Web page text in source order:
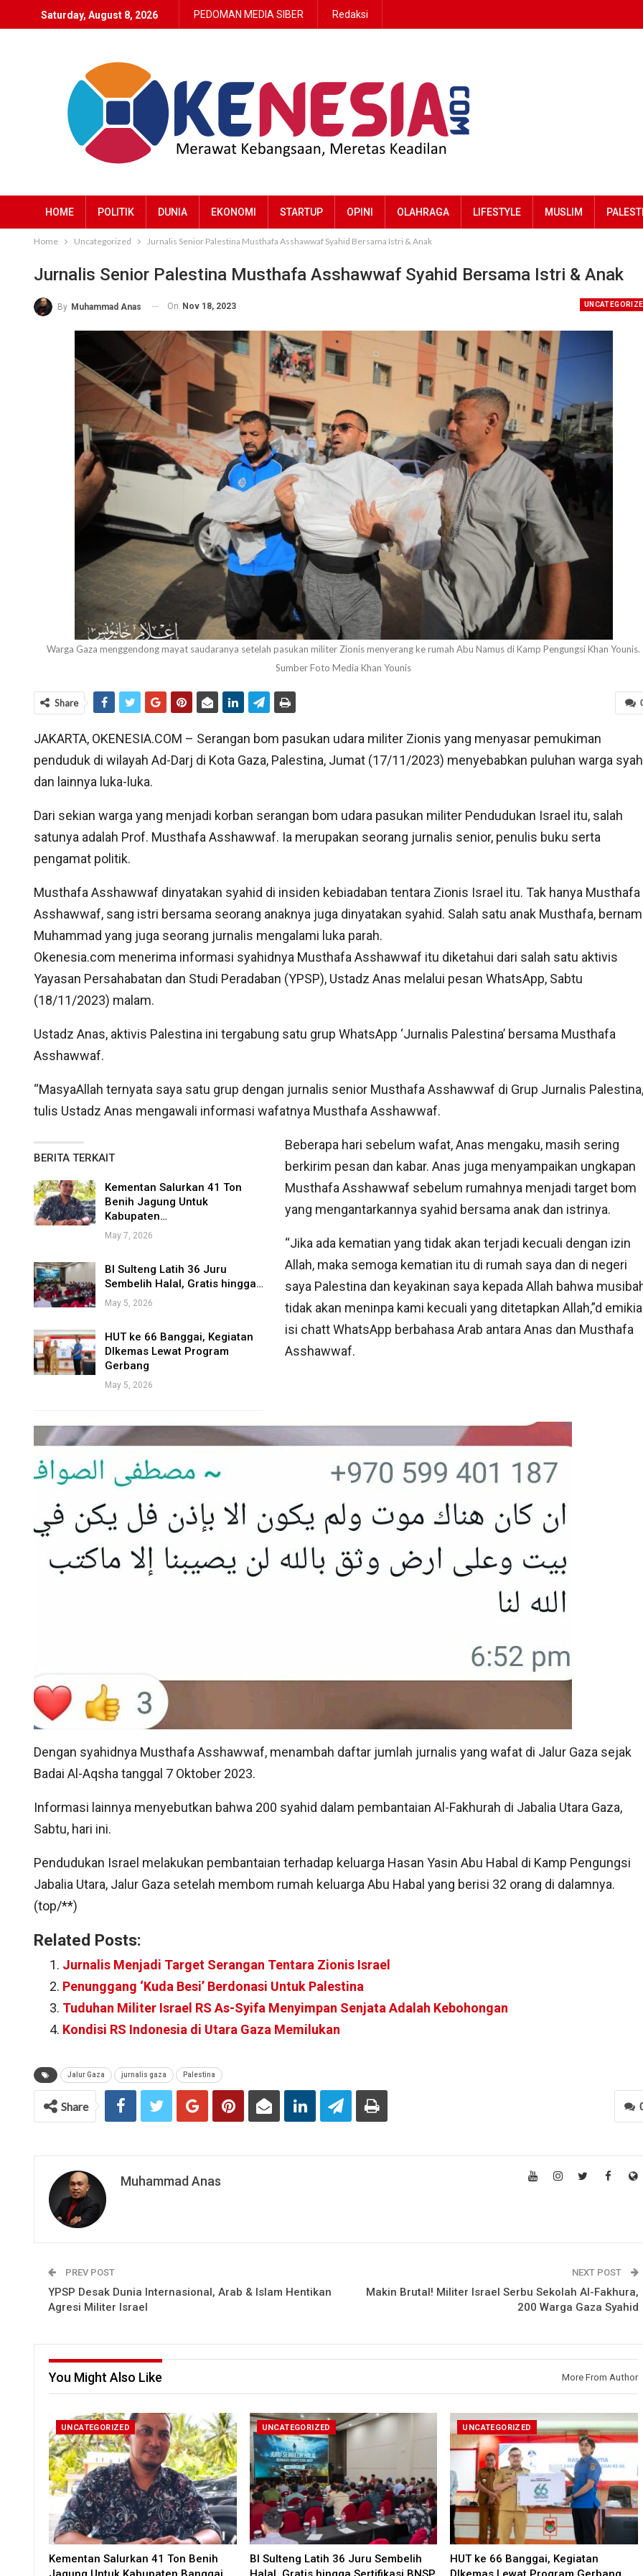
Saturday, August 8, 2026 PEDOMAN MEDIA SIBER Redaksi
HOME POLITIK DUNIA EKONOMI STARTUP OPINI OLAHRAGA LIFESTYLE MUSLIM
Home Uncategorized Jurnalis Senior Palestina Musthafa Asshawwaf Syahid Bersama Istri & Anak
Jurnalis Senior Palestina Musthafa Asshawwaf Syahid Bersama Istri & Anak
By Muhammad Anas On Nov 18, 2023
Warga Gaza menggendong mayat saudaranya setelah pasukan militer Zionis menyerang ke rumah Abu Namus di Kamp Pengungsi Khan Younis.
Sumber Foto Media Khan Younis
Share
JAKARTA, OKENESIA.COM – Serangan bom pasukan udara militer Zionis yang menyasar pemukiman
penduduk di wilayah Ad-Darj di Kota Gaza, Palestina, Jumat (17/11/2023) menyebabkan puluhan warga
dan lainnya luka-luka.
Dari sekian warga yang menjadi korban serangan bom udara pasukan militer Pendudukan Israel itu, salah
satunya adalah Prof. Musthafa Asshawwaf. Ia merupakan seorang jurnalis senior, penulis buku serta
pengamat politik.
Musthafa Asshawwaf dinyatakan syahid di insiden kebiadaban tentara Zionis Israel itu. Tak hanya Musthafa
Asshawwaf, sang istri bersama seorang anaknya juga dinyatakan syahid. Salah satu anak Musthafa,
Muhammad yang juga seorang jurnalis mengalami luka parah.
Okenesia.com menerima informasi syahidnya Musthafa Asshawwaf itu diketahui dari salah satu aktivis
Yayasan Persahabatan dan Studi Peradaban (YPSP), Ustadz Anas melalui pesan WhatsApp, Sabtu
(18/11/2023) malam.
Ustadz Anas, aktivis Palestina ini tergabung satu grup WhatsApp ‘Jurnalis Palestina’ bersama Musthafa
Asshawwaf.
“MasyaAllah ternyata saya satu grup dengan jurnalis senior Musthafa Asshawwaf di Grup Jurnalis
tulis Ustadz Anas mengawali informasi wafatnya Musthafa Asshawwaf.
BERITA TERKAIT
Kementan Salurkan 41 Ton
Benih Jagung Untuk
Kabupaten…
May 7, 2026
BI Sulteng Latih 36 Juru
Sembelih Halal, Gratis hingga…
May 5, 2026
HUT ke 66 Banggai, Kegiatan
DIkemas Lewat Program
Gerbang
May 5, 2026
Beberapa hari sebelum wafat, Anas mengaku, masih sering
berkirim pesan dan kabar. Anas juga menyampaikan ungkapan
Musthafa Asshawwaf sebelum rumahnya menjadi target bom
yang mengantarkannya syahid bersama anak dan istrinya.
“Jika ada kematian yang tidak akan terjadi kecuali dengan izin
Allah, maka semoga kematian itu di rumah saya dan di negeri
saya Palestina dan keyakinan saya kepada Allah bahwa
tidak akan meninpa kami kecuali yang ditetapkan Allah,”d
isi chatt WhatsApp berbahasa Arab antara Anas dan Musthafa
Asshawwaf.
Dengan syahidnya Musthafa Asshawwaf, menambah daftar jumlah jurnalis yang wafat di Jalur Gaza sejak
Badai Al-Aqsha tanggal 7 Oktober 2023.
Informasi lainnya menyebutkan bahwa 200 syahid dalam pembantaian Al-Fakhurah di Jabalia Utara Gaza,
Sabtu, hari ini.
Pendudukan Israel melakukan pembantaian terhadap keluarga Hasan Yasin Abu Habal di Kamp Pengungsi
Jabalia Utara, Jalur Gaza setelah membom rumah keluarga Abu Habal yang berisi 32 orang di dalamnya.
(top/**)
Related Posts:
Jurnalis Menjadi Target Serangan Tentara Zionis Israel
Penunggang ‘Kuda Besi’ Berdonasi Untuk Palestina
Tuduhan Militer Israel RS As-Syifa Menyimpan Senjata Adalah Kebohongan
Kondisi RS Indonesia di Utara Gaza Memilukan
Jalur Gaza jurnalis gaza Palestina
Share
Muhammad Anas
PREV POST
YPSP Desak Dunia Internasional, Arab & Islam Hentikan
Agresi Militer Israel
NEXT POST
Makin Brutal! Militer Israel Serbu Sekolah Al-Fakhura,
200 Warga Gaza Syahid
You Might Also Like More From Author
UNCATEGORIZED
Kementan Salurkan 41 Ton Benih
UNCATEGORIZED
BI Sulteng Latih 36 Juru Sembelih
UNCATEGORIZED
HUT ke 66 Banggai, Kegiatan